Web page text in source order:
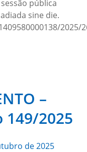
pública
sine die.
2025/
–
149/2025
de 2025